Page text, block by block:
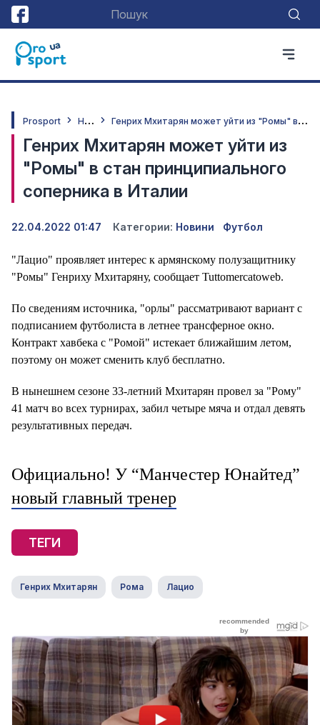
Prosport Н
овини Г
енрих Мхитарян может уйти из "Ромы" в стан принципиального соперника в Италии
Генрих Мхитарян может уйти из
"Ромы" в стан принципиального
соперника в Италии
22.04.2022 01:47 Категории: Новини Футбол
"Лацио" проявляет интерес к армянскому полузащитнику
"Ромы" Генриху Мхитаряну, сообщает Tuttomercatoweb.
По сведениям источника, "орлы" рассматривают вариант с
подписанием футболиста в летнее трансферное окно.
Контракт хавбека с "Ромой" истекает ближайшим летом,
поэтому он может сменить клуб бесплатно.
В нынешнем сезоне 33-летний Мхитарян провел за "Рому"
41 матч во всех турнирах, забил четыре мяча и отдал девять
результативных передач.
Официально! У “Манчестер Юнайтед”
новый главный тренер
ТЕГИ
Генрих Мхитарян Рома Лацио